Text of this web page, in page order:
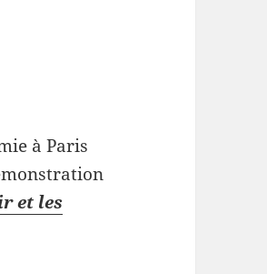
à Paris
et les